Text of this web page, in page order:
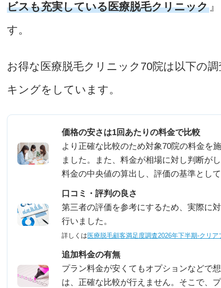
ビスも充実している医療脱毛クリニック
す。
お得な医療脱毛クリニック70院は以下の
キングをしています。
価格の安さは1回あたりの料金で比較
より正確な比較のため対象70院の料金を
ました。また、料金が相場に対し判断が
料金の中央値の算出し、評価の基準とし
口コミ・評判の良さ
第三者の評価を参考にするため、実際に
行いました。
詳しくは医療脱毛顧客満足度調査2026年下半期-クリア
追加料金の有無
プラン料金が安くてもオプションなどで
は、正確な比較が行えません。そこで、